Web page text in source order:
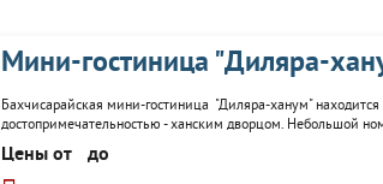
Мини-гостиница "Диляра-
Бахчисарайская мини-гостиница "Диляра-ханум" находится
достопримечательностью - ханским дворцом. Небольшой
комфортом. Из окон гостиницы открывается вид на
услугам гостей столовая, кухня, сауна...
Цены от до